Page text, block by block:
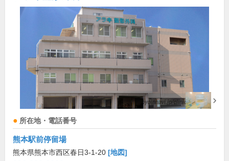
所在地・電話番号
熊本駅前停留場
熊本県熊本市西区春日3-1-20 [地図]